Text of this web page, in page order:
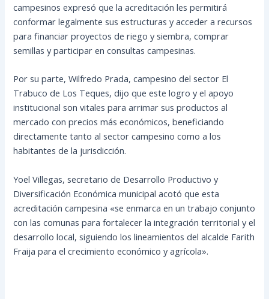
campesinos expresó que la acreditación les permitirá
conformar legalmente sus estructuras y acceder a recursos
para financiar proyectos de riego y siembra, comprar
semillas y participar en consultas campesinas.
Por su parte, Wilfredo Prada, campesino del sector El
Trabuco de Los Teques, dijo que este logro y el apoyo
institucional son vitales para arrimar sus productos al
mercado con precios más económicos, beneficiando
directamente tanto al sector campesino como a los
habitantes de la jurisdicción.
Yoel Villegas, secretario de Desarrollo Productivo y
Diversificación Económica municipal acotó que esta
acreditación campesina «se enmarca en un trabajo conjunto
con las comunas para fortalecer la integración territorial y el
desarrollo local, siguiendo los lineamientos del alcalde Farith
Fraija para el crecimiento económico y agrícola».